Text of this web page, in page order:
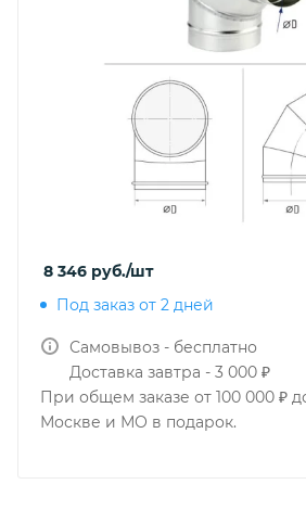
8 346 руб./шт
Под заказ от 2 дней
Самовывоз - бесплатно
Доставка завтра - 3 000 ₽
При общем заказе от 100 000 ₽
Москве и МО в подарок.